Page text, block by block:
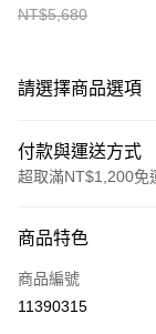
NT$5,680
請選擇商品選項
付款與運送方式
超取滿NT$1,200免
信用卡一次付款
超商取貨付款
商品特色
商品編號
11390315